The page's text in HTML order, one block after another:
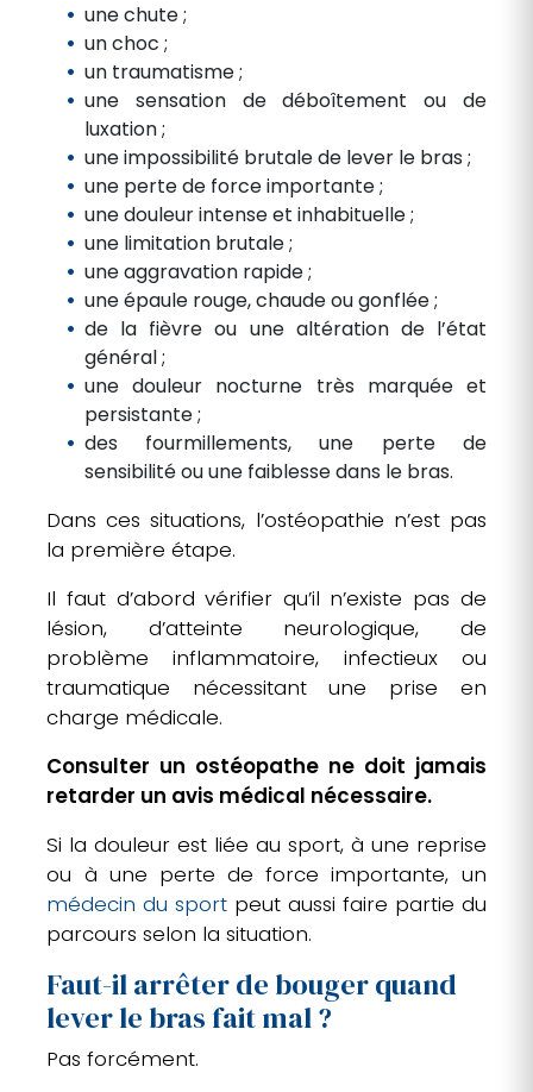
une chute ;
un choc ;
un traumatisme ;
une sensation de déboîtement ou de
luxation ;
une impossibilité brutale de lever le bras ;
une perte de force importante ;
une douleur intense et inhabituelle ;
une limitation brutale ;
une aggravation rapide ;
une épaule rouge, chaude ou gonflée ;
de la fièvre ou une altération de l’état
général ;
une douleur nocturne très marquée et
persistante ;
des fourmillements, une perte de
sensibilité ou une faiblesse dans le bras.
Dans ces situations, l’ostéopathie n’est pas
la première étape.
Il faut d’abord vérifier qu’il n’existe pas de
lésion, d’atteinte neurologique, de
problème inflammatoire, infectieux ou
traumatique nécessitant une prise en
charge médicale.
Consulter un ostéopathe ne doit jamais
retarder un avis médical nécessaire.
Si la douleur est liée au sport, à une reprise
ou à une perte de force importante, un
médecin du sport peut aussi faire partie du
parcours selon la situation.
Faut-il arrêter de bouger quand
lever le bras fait mal ?
Pas forcément.